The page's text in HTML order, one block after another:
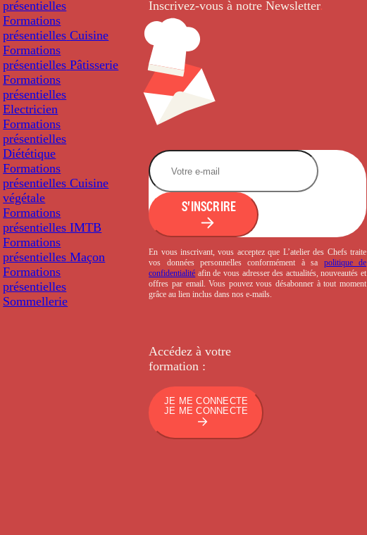
présentielles
Formations
présentielles Cuisine
Formations
présentielles Pâtisserie
Formations
présentielles
Electricien
Formations
présentielles
Diététique
Formations
présentielles Cuisine
végétale
Formations
présentielles IMTB
Formations
présentielles Maçon
Formations
présentielles
Sommellerie
Inscrivez-vous à notre Newsletter.
S'INSCRIRE
En vous inscrivant, vous acceptez que L’atelier des Chefs traite
vos données personnelles conformément à sa politique de
confidentialité afin de vous adresser des actualités, nouveautés et
offres par email. Vous pouvez vous désabonner à tout moment
grâce au lien inclus dans nos e-mails.
Accédez à votre
formation :
JE ME CONNECTE
JE ME CONNECTE